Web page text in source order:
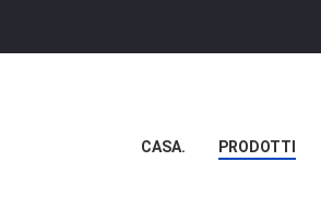
CASA. PRODOTTI